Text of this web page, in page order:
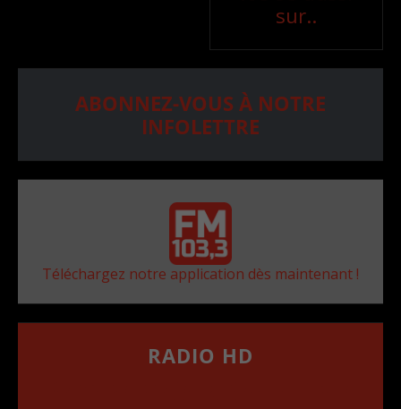
sur..
ABONNEZ-VOUS À NOTRE
INFOLETTRE
Téléchargez notre application dès maintenant !
RADIO HD